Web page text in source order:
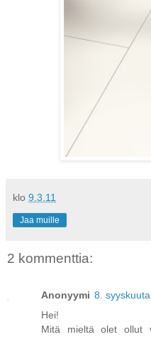
klo 9.3.11
Jaa muille
2 kommenttia:
Anonyymi 8.
Hei!
Mitä mieltä olet ollut